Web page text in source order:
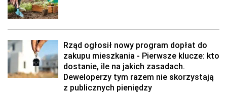
Rząd ogłosił nowy program dopłat do
zakupu mieszkania - Pierwsze klucze: kto
dostanie, ile na jakich zasadach.
Deweloperzy tym razem nie skorzystają
z publicznych pieniędzy